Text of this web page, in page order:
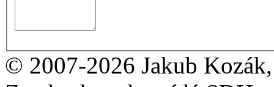
© 2007-2026 Jakub